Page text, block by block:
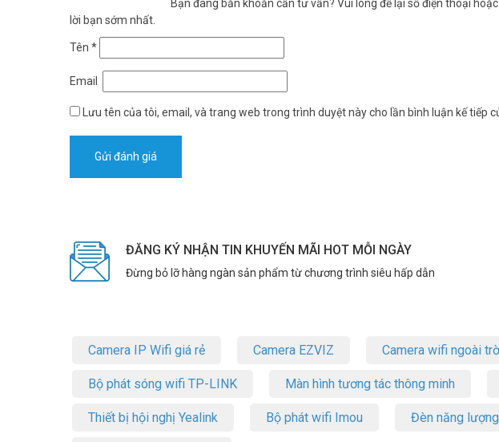
Bạn đang băn khoăn cần tư vấn? Vui lòng để lại số điện thoại
lời bạn sớm nhất.
Tên *
Email
Lưu tên của tôi, email, và trang web trong trình duyệt này cho lần bình luận kế tiếp
ĐĂNG KÝ NHẬN TIN KHUYẾN MÃI HOT MỖI NGÀY
Đừng bỏ lỡ hàng ngàn sản phẩm từ chương trình siêu hấp dẫn
Camera IP Wifi giá rẻ Camera EZVIZ Camera wifi ngoài
Bộ phát sóng wifi TP-LINK Màn hình tương tác thông minh
Thiết bị hội nghị Yealink Bộ phát wifi Imou Đèn năng